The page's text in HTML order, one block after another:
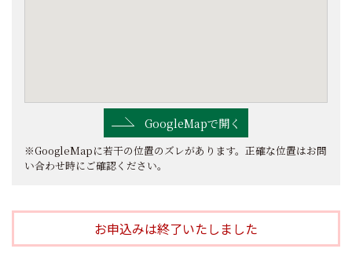
GoogleMapで開く
※GoogleMapに若干の位置のズレがあります。正確な位置はお問
い合わせ時にご確認ください。
お申込みは終了いたしました